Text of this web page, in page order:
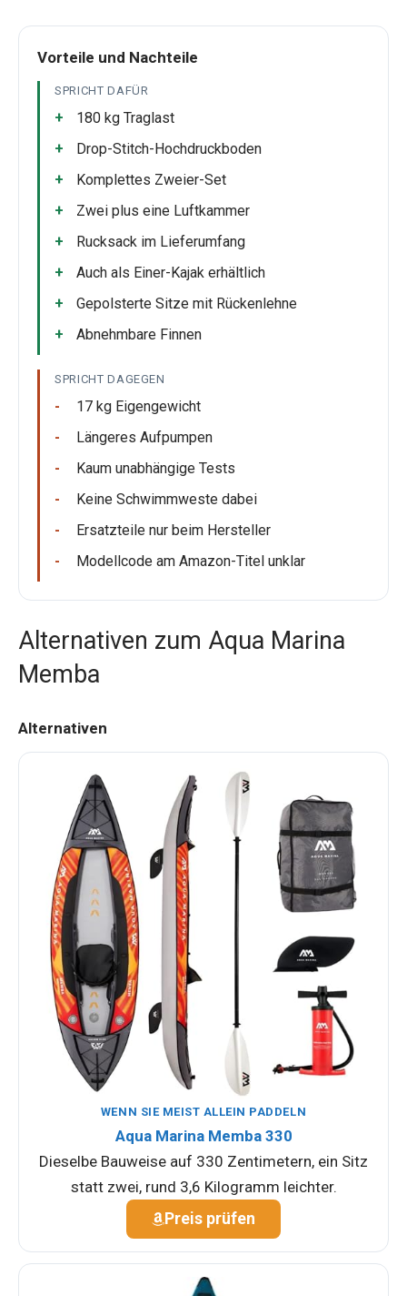
Vorteile und Nachteile
SPRICHT DAFÜR
180 kg Traglast
Drop-Stitch-Hochdruckboden
Komplettes Zweier-Set
Zwei plus eine Luftkammer
Rucksack im Lieferumfang
Auch als Einer-Kajak erhältlich
Gepolsterte Sitze mit Rückenlehne
Abnehmbare Finnen
SPRICHT DAGEGEN
17 kg Eigengewicht
Längeres Aufpumpen
Kaum unabhängige Tests
Keine Schwimmweste dabei
Ersatzteile nur beim Hersteller
Modellcode am Amazon-Titel unklar
Alternativen zum Aqua Marina
Memba
Alternativen
WENN SIE MEIST ALLEIN PADDELN
Aqua Marina Memba 330
Dieselbe Bauweise auf 330 Zentimetern, ein Sitz
statt zwei, rund 3,6 Kilogramm leichter.
Preis prüfen